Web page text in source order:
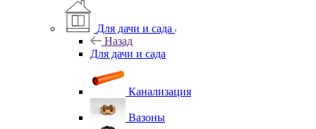
Для дачи и сада
Назад
Для дачи и сада
Канализация
Вазоны